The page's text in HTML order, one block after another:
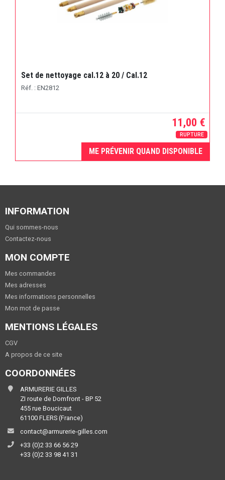
Set de nettoyage cal.12 à 20 / Cal.12
Réf. : EN2812
11,00 €
RUPTURE
ME PRÉVENIR QUAND DISPONIBLE
INFORMATION
Qui sommes-nous
Contactez-nous
MON COMPTE
Mes commandes
Mes adresses
Mes informations personnelles
Mon mot de passe
MENTIONS LÉGALES
CGV
A propos de ce site
COORDONNÉES
ARMURERIE GILLES
ZI route de Domfront - BP 52
455 rue Boucicaut
61100 FLERS (France)
contact@armurerie-gilles.com
+33 (0)2 33 66 56 29
+33 (0)2 33 98 41 31